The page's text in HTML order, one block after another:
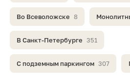
Во Всеволожске 8
В Санкт-Петербурге 351
С подземным паркингом 307